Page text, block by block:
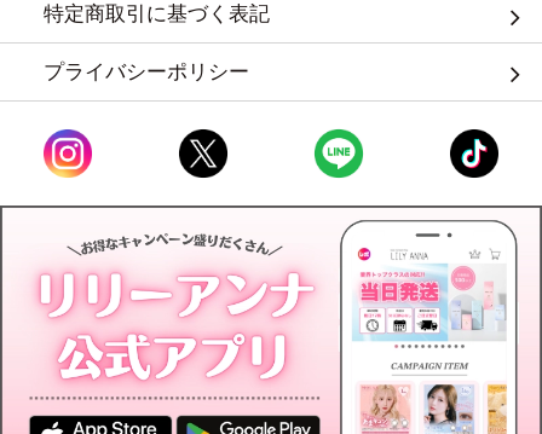
特定商取引に基づく表記
プライバシーポリシー